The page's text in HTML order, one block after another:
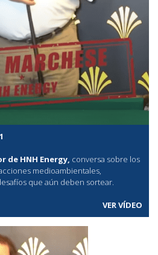
de HNH Energy, conversa sobre los
medioambientales,
que aún deben sortear.
VER VÍDEO